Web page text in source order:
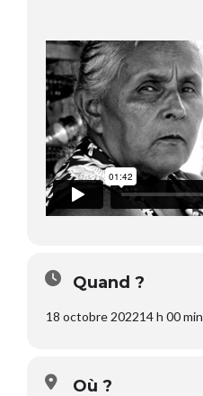
Quand ?
18 octobre 202214 h 00 min
Où ?